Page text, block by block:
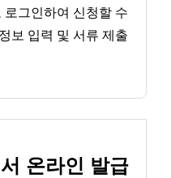
그인하여 신청할 수
보 입력 및 서류 제출
온라인 발급